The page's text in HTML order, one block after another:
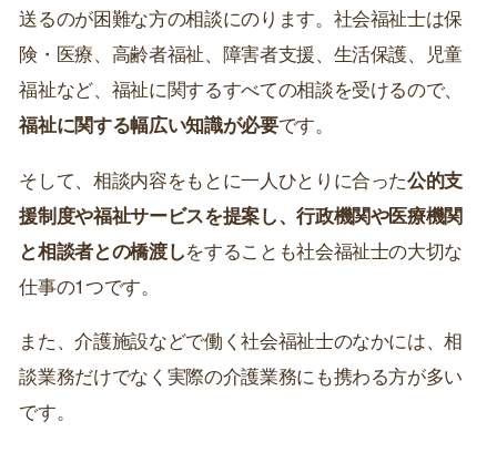
送るのが困難な方の相談にのります。社会福祉士は保
険・医療、高齢者福祉、障害者支援、生活保護、児童
福祉など、福祉に関するすべての相談を受けるので、
福祉に関する幅広い知識が必要です。
そして、相談内容をもとに一人ひとりに合った公的支
援制度や福祉サービスを提案し、行政機関や医療機関
と相談者との橋渡しをすることも社会福祉士の大切な
仕事の1つです。
また、介護施設などで働く社会福祉士のなかには、相
談業務だけでなく実際の介護業務にも携わる方が多い
です。